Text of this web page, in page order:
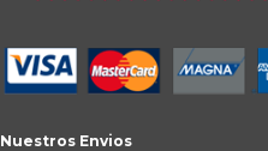
Nuestros Envios